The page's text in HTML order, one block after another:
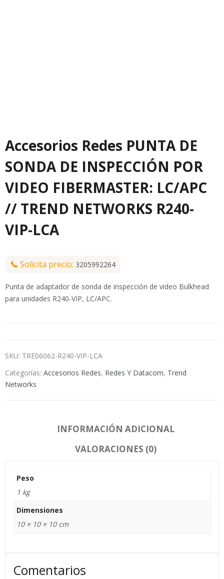
Accesorios Redes PUNTA DE
SONDA DE INSPECCIÓN POR
VIDEO FIBERMASTER: LC/APC
// TREND NETWORKS R240-
VIP-LCA
📞 Solicita precio: 3205992264
Punta de adaptador de sonda de inspección de video Bulkhead
para unidades R240-VIP, LC/APC.
SKU: TRE06062-R240-VIP-LCA
Categorías: Accesorios Redes, Redes Y Datacom, Trend
Networks
INFORMACIÓN ADICIONAL
VALORACIONES (0)
Peso
1 kg
Dimensiones
10 × 10 × 10 cm
Comentarios